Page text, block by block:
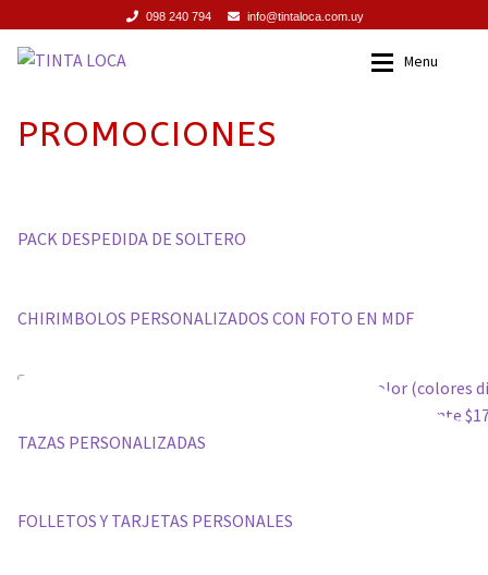
098 240 794 info@tintaloca.com.uy
Ir
navegación
Ir
Menu
Contacto
INICIO
PROMOCIONES
PROMOCIONES
PACK DESPEDIDA DE SOLTERO
CHIRIMBOLOS PERSONALIZADOS CON FOTO EN MDF
TAZAS PERSONALIZADAS
FOLLETOS Y TARJETAS PERSONALES